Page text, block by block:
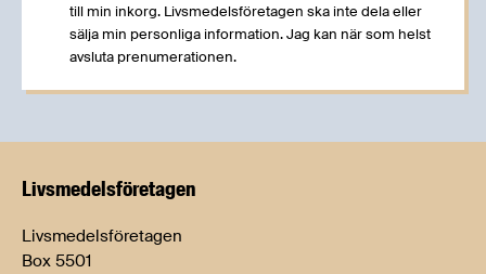
till min inkorg. Livsmedelsföretagen ska inte dela eller
sälja min personliga information. Jag kan när som helst
avsluta prenumerationen.
Livsmedels­företagen
Livsmedelsföretagen
Box 5501